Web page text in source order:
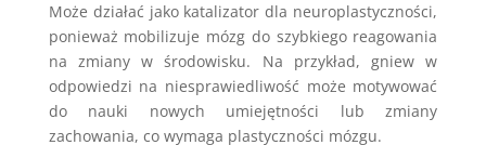
Może działać jako katalizator dla neuroplastyczności,
ponieważ mobilizuje mózg do szybkiego reagowania
na zmiany w środowisku. Na przykład, gniew w
odpowiedzi na niesprawiedliwość może motywować
do nauki nowych umiejętności lub zmiany
zachowania, co wymaga plastyczności mózgu.